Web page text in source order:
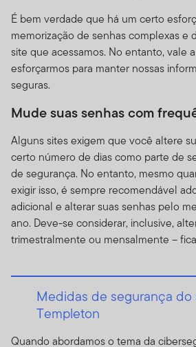
É bem verdade que há um certo
memorização de senhas complexas e
site que acessamos. No entanto, vale
esforçarmos para manter nossas
seguras.
Mude suas senhas com
Alguns sites exigem que você altere
certo número de dias como parte de
de segurança. No entanto, mesmo
exigir isso, é sempre recomendável
adicional e alterar suas senhas pelo
ano. Deve-se considerar, inclusive,
trimestralmente ou mensalmente –
Medidas de segurança do
Templeton
Quando abordamos o tema da
mas não temos a obrigação, de
monitorar qualquer uso deste Site,
Site e suas Comunicações. Ao usar o
nosso direito de acesso, arquivo ou
garantir qualidade no serviço ou para
segurança do Site, o compliance
ou qualquer outra razão. Você
atividades de monitoramento não
a nenhuma causa de ação ou outro
maneira em que monitorarmos seu
aplicarmos ou falhemos em aplicar
Uso. Você concorda ainda que em
Franklin Templeton será responsável
danos causados por você como
Direitos
Registrada e